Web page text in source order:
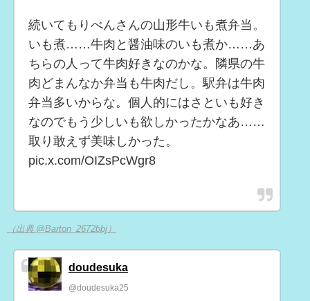
続いてもりべんさんの山形牛いも煮弁当。
いも煮……牛肉と醤油味のいも煮か……あ
ちらの人って牛肉好きなのかな。隣県の牛
肉どまんなか弁当も牛肉だし。駅弁は牛肉
弁当多いからな。個人的にはさといも好き
なのでもう少しいも欲しかったかなあ……
取り敢えず美味しかった。
pic.x.com/OIZsPcWgr8
（出典 @Barton_2672bbj）
doudesuka
@doudesuka25